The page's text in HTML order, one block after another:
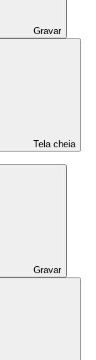
Gravar
Tela cheia
Gravar